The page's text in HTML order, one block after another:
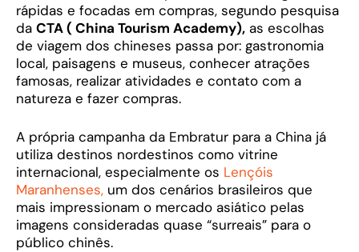
rápidas e focadas em compras, segundo pesquisa
da CTA ( China Tourism Academy), as escolhas
de viagem dos chineses passa por: gastronomia
local, paisagens e museus, conhecer atrações
famosas, realizar atividades e contato com a
natureza e fazer compras.
A própria campanha da Embratur para a China já
utiliza destinos nordestinos como vitrine
internacional, especialmente os Lençóis
Maranhenses, um dos cenários brasileiros que
mais impressionam o mercado asiático pelas
imagens consideradas quase “surreais” para o
público chinês.